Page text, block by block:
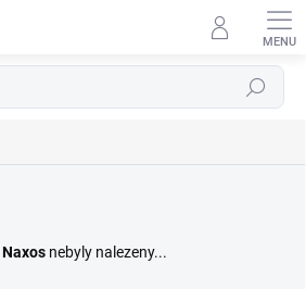
Hledat
Naxos nebyly nalezeny...